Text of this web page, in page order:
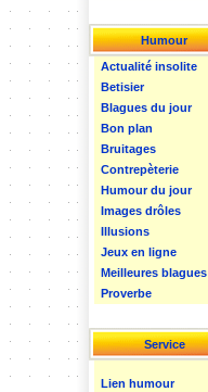
Humour
Actualité insolite
Betisier
Blagues du jour
Bon plan
Bruitages
Contrepèterie
Humour du jour
Images drôles
Illusions
Jeux en ligne
Meilleures blagues
Proverbe
Service
Lien humour